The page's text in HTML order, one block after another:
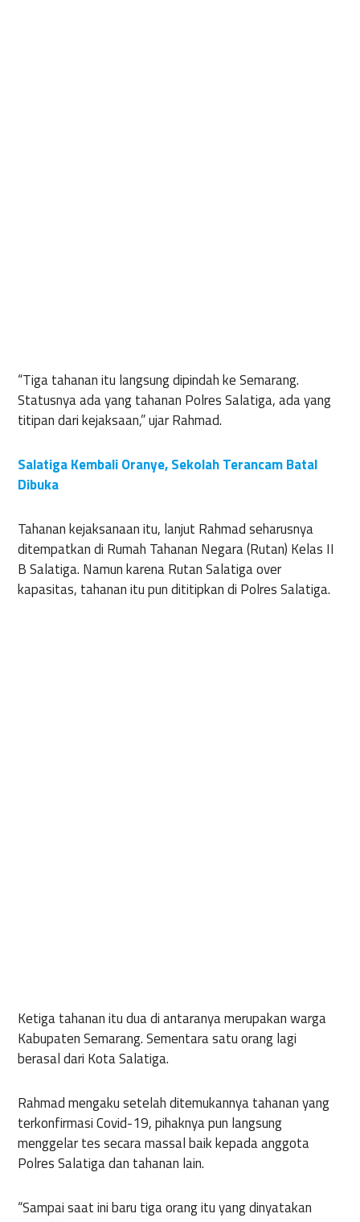
“Tiga tahanan itu langsung dipindah ke Semarang.
Statusnya ada yang tahanan Polres Salatiga, ada yang
titipan dari kejaksaan,” ujar Rahmad.
Salatiga Kembali Oranye, Sekolah Terancam Batal
Dibuka
Tahanan kejaksanaan itu, lanjut Rahmad seharusnya
ditempatkan di Rumah Tahanan Negara (Rutan) Kelas II
B Salatiga. Namun karena Rutan Salatiga over
kapasitas, tahanan itu pun dititipkan di Polres Salatiga.
Ketiga tahanan itu dua di antaranya merupakan warga
Kabupaten Semarang. Sementara satu orang lagi
berasal dari Kota Salatiga.
Rahmad mengaku setelah ditemukannya tahanan yang
terkonfirmasi Covid-19, pihaknya pun langsung
menggelar tes secara massal baik kepada anggota
Polres Salatiga dan tahanan lain.
“Sampai saat ini baru tiga orang itu yang dinyatakan